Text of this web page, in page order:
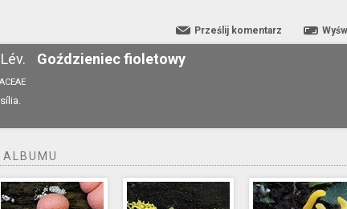
Prześlij komentarz
Lév. Goździeniec fioletowy